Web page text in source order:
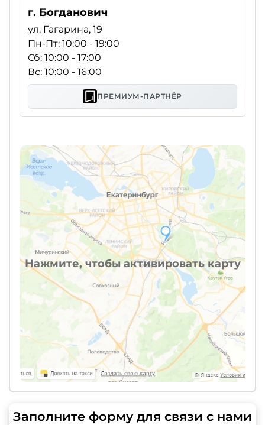
Нажмите, чтобы активировать карту
г. Богданович
ул. Гагарина, 19
Пн-Пт: 10:00 - 19:00
Сб: 10:00 - 17:00
Вс: 10:00 - 16:00
ПРЕМИУМ-ПАРТНЁР
Заполните форму для связи с нами